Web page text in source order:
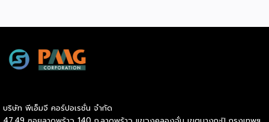
ธุรกิจ ผู้ประกอบการ และผู้ที่กำลังวางแผนขยายตลาด
สิงหาคม 2569 | 10.00 – 12.15 น.
บริษัท พีเอ็มจี คอร์ปอเรชั่น จำกัด